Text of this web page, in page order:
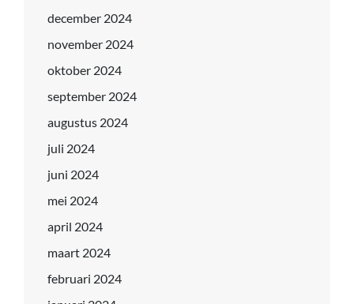
december 2024
november 2024
oktober 2024
september 2024
augustus 2024
juli 2024
juni 2024
mei 2024
april 2024
maart 2024
februari 2024